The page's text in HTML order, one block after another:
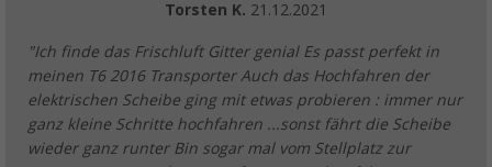
Torsten K. 21.12.2021
"Ich finde das Frischluft Gitter genial Es passt perfekt in
meinen T6 2016 Transporter Auch das Hochfahren der
elektrischen Scheibe ging mit etwas probieren : immer nur
ganz kleine Schritte hochfahren ...sonst fährt die Scheibe
wieder ganz runter Bin sogar mal vom Stellplatz zur